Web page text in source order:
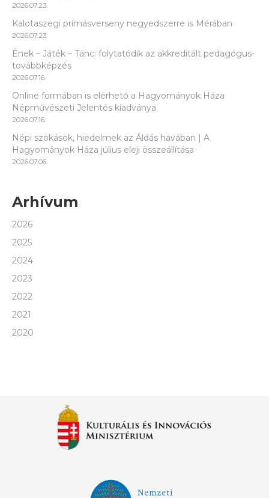
2026.07.23.
Kalotaszegi prímásverseny negyedszerre is Mérában
2026.07.23.
Ének – Játék – Tánc: folytatódik az akkreditált pedagógus-
továbbképzés
2026.07.16.
Online formában is elérhető a Hagyományok Háza
Népművészeti Jelentés kiadványa
2026.07.16.
Népi szokások, hiedelmek az Áldás havában | A
Hagyományok Háza július eleji összeállítása
2026.07.06.
Arhívum
2026
2025
2024
2023
2022
2021
2020